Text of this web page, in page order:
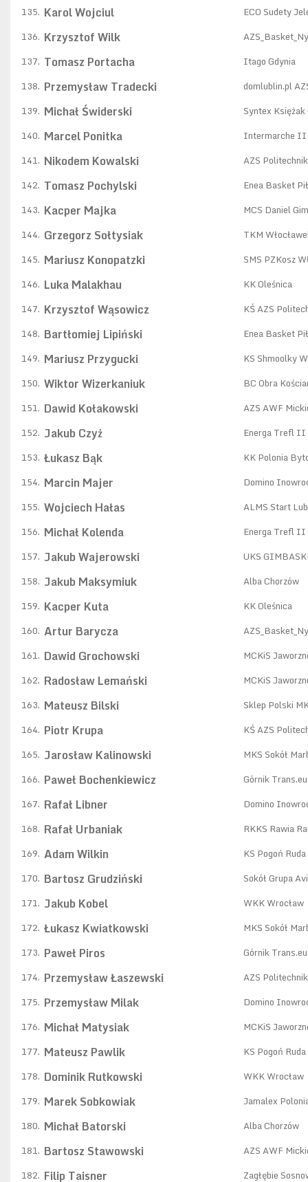
135. Karol Wojciul
ECO Sudety
136. Krzysztof Wilk
137. Tomasz Portacha
Itago Gdynia
138. Przemysław Tradecki
domlublin.pl
139. Michał Świderski
Syntex
140. Marcel Ponitka
Intermarche II
141. Nikodem Kowalski
AZS
142. Tomasz Pochylski
Enea Basket
143. Kacper Majka
MCS Daniel
144. Grzegorz Sołtysiak
TKM
145. Mariusz Konopatzki
SMS PZKosz
146. Luka Malakhau
KK Oleśnica
147. Krzysztof Wąsowicz
KŚ AZS
148. Bartłomiej Lipiński
Enea Basket
149. Mariusz Przygucki
KS Shmoolky
150. Wiktor Wizerkaniuk
BC Obra
151. Dawid Kołakowski
AZS AWF
152. Jakub Czyż
Energa Trefl II
153. Łukasz Bąk
KK Polonia
154. Marcin Majer
Domino
155. Wojciech Hałas
ALMS Start
156. Michał Kolenda
Energa Trefl II
157. Jakub Wajerowski
UKS
158. Jakub Maksymiuk
Alba Chorzów
159. Kacper Kuta
KK Oleśnica
160. Artur Barycza
161. Dawid Grochowski
MCKiS
162. Radosław Lemański
MCKiS
163. Mateusz Bilski
Sklep Polski
164. Piotr Krupa
KŚ AZS
165. Jarosław Kalinowski
MKS Sokół
166. Paweł Bochenkiewicz
Górnik
167. Rafał Libner
Domino
168. Rafał Urbaniak
RKKS Rawia
169. Adam Wilkin
KS Pogoń
170. Bartosz Grudziński
Sokół Grupa
171. Jakub Kobel
WKK Wrocław
172. Łukasz Kwiatkowski
MKS Sokół
173. Paweł Piros
Górnik
174. Przemysław Łaszewski
AZS
175. Przemysław Milak
Domino
176. Michał Matysiak
MCKiS
177. Mateusz Pawlik
KS Pogoń
178. Dominik Rutkowski
WKK Wrocław
179. Marek Sobkowiak
Jamalex
180. Michał Batorski
Alba Chorzów
181. Bartosz Stawowski
AZS AWF
182. Filip Taisner Zagłębie